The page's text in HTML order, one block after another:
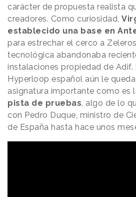
carácter de propuesta realista
creadores. Como curiosidad,
establecido una base en
para estrechar el cerco a
tecnológica abandonaba
instalaciones propiedad de Adif.
Hyperloop español aún le
asignatura importante como es l
pista de pruebas , algo de lo
con Pedro Duque, ministro de
de España hasta hace unos